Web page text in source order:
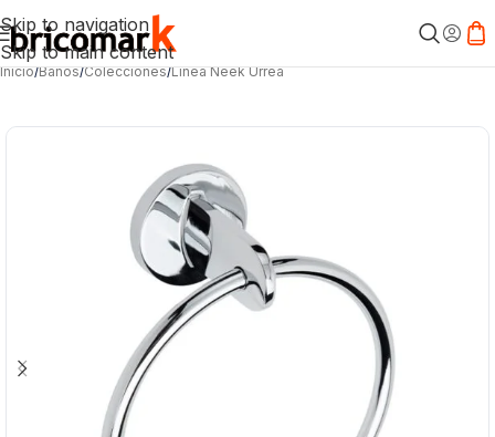
Skip to navigation
Skip to main content
Inicio/Baños/Colecciones/Línea Neek Urrea